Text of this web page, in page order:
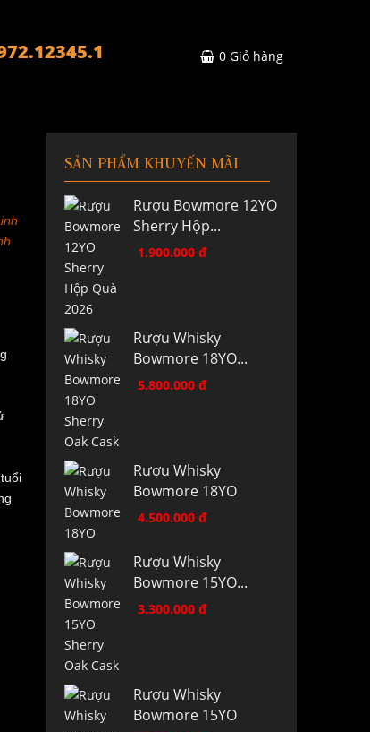
0 Giỏ hàng
SẢN PHẨM KHUYẾN MÃI
Rượu Bowmore 12YO
Sherry Hộp...
1.900.000 đ
Rượu Whisky
Bowmore 18YO...
5.800.000 đ
Rượu Whisky
Bowmore 18YO
4.500.000 đ
Rượu Whisky
Bowmore 15YO...
3.300.000 đ
Rượu Whisky
Bowmore 15YO